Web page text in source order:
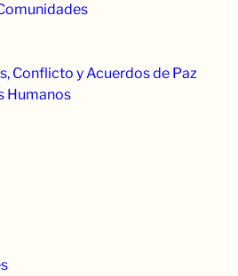
Conflicto y Acuerdos de Paz
Humanos